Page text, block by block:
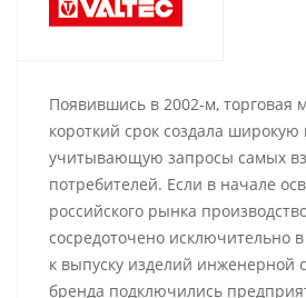
Появившись в 2002-м, торговая
короткий срок создала
учитывающую запросы самых
потребителей. Если в начале
российского рынка
сосредоточено исключительно
к выпуску изделий инженерной
бренда подключились